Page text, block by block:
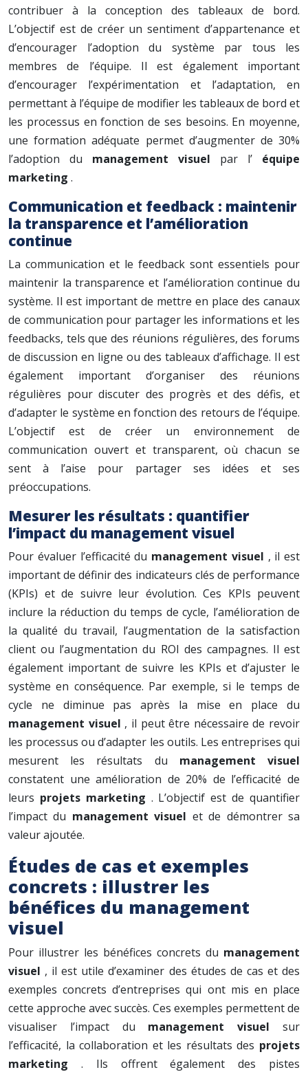
contribuer à la conception des tableaux de bord.
L’objectif est de créer un sentiment d’appartenance et
d’encourager l’adoption du système par tous les
membres de l’équipe. Il est également important
d’encourager l’expérimentation et l’adaptation, en
permettant à l’équipe de modifier les tableaux de bord et
les processus en fonction de ses besoins. En moyenne,
une formation adéquate permet d’augmenter de 30%
l’adoption du management visuel par l’ équipe
marketing .
Communication et feedback : maintenir
la transparence et l’amélioration
continue
La communication et le feedback sont essentiels pour
maintenir la transparence et l’amélioration continue du
système. Il est important de mettre en place des canaux
de communication pour partager les informations et les
feedbacks, tels que des réunions régulières, des forums
de discussion en ligne ou des tableaux d’affichage. Il est
également important d’organiser des réunions
régulières pour discuter des progrès et des défis, et
d’adapter le système en fonction des retours de l’équipe.
L’objectif est de créer un environnement de
communication ouvert et transparent, où chacun se
sent à l’aise pour partager ses idées et ses
préoccupations.
Mesurer les résultats : quantifier
l’impact du management visuel
Pour évaluer l’efficacité du management visuel , il est
important de définir des indicateurs clés de performance
(KPIs) et de suivre leur évolution. Ces KPIs peuvent
inclure la réduction du temps de cycle, l’amélioration de
la qualité du travail, l’augmentation de la satisfaction
client ou l’augmentation du ROI des campagnes. Il est
également important de suivre les KPIs et d’ajuster le
système en conséquence. Par exemple, si le temps de
cycle ne diminue pas après la mise en place du
management visuel , il peut être nécessaire de revoir
les processus ou d’adapter les outils. Les entreprises qui
mesurent les résultats du management visuel
constatent une amélioration de 20% de l’efficacité de
leurs projets marketing . L’objectif est de quantifier
l’impact du management visuel et de démontrer sa
valeur ajoutée.
Études de cas et exemples
concrets : illustrer les
bénéfices du management
visuel
Pour illustrer les bénéfices concrets du management
visuel , il est utile d’examiner des études de cas et des
exemples concrets d’entreprises qui ont mis en place
cette approche avec succès. Ces exemples permettent de
visualiser l’impact du management visuelsur
l’efficacité, la collaboration et les résultats des projets
marketing . Ils offrent également des pistes